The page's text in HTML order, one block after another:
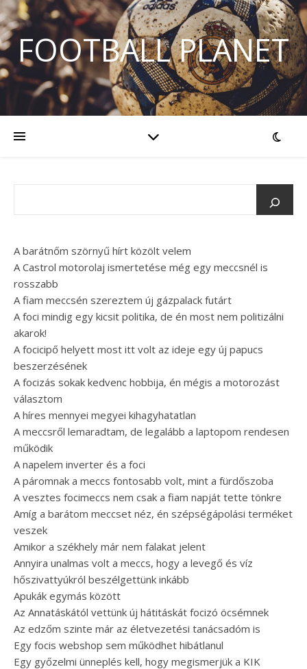
FOOTBALL PLANET
A barátnőm szörnyű hírt közölt velem
A Castrol motorolaj ismertetése még egy meccsnél is
rosszabb
A fiam meccsén szereztem új gázpalack futárt
A foci mindig egy kicsit politika, de én most nem politizálni
akarok!
A focicipő helyett most itt volt az ideje egy új papucs
beszerzésének
A focizás sokak kedvenc hobbija, én mégis a motorozást
választom
A híres mennyei megyei kihagyhatatlan
A meccsről lemaradtam, de legalább a laptopom rendesen
működik
A napelem inverter és a foci
A páromnak a meccs fontosabb volt, mint a fürdőszoba
A vesztes focimeccs nem csak a fiam napját tette tönkre
Amíg a barátom meccset néz, én szépségápolási terméket
veszek
Amikor a székhely már nem falakat jelent
Annyira unalmas volt a meccs, hogy a levegő és víz
hőszivattyúkról beszélgettünk inkább
Apukák egymás között
Az Annatáskától vettünk új hátitáskát focizó öcsémnek
Az edzőm szinte már az életvezetési tanácsadóm is
Egy focis webshop sem működhet hibátlanul
Egy győzelmi ünneplés kell, hogy megismerjük a KIK